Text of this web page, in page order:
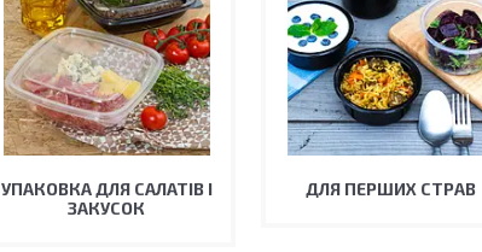
УПАКОВКА ДЛЯ САЛАТІВ І
ЗАКУСОК
ДЛЯ ПЕРШИХ СТРАВ